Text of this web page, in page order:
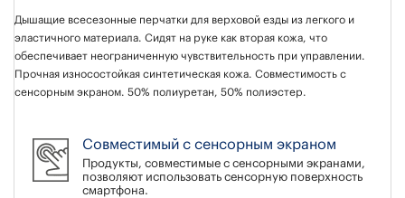
Дышащие всесезонные перчатки для верховой езды из легкого и
эластичного материала. Сидят на руке как вторая кожа, что
обеспечивает неограниченную чувствительность при управлении.
Прочная износостойкая синтетическая кожа. Совместимость с
сенсорным экраном. 50% полиуретан, 50% полиэстер.
Совместимый с сенсорным экраном
Продукты, совместимые с сенсорными экранами,
позволяют использовать сенсорную поверхность
смартфона.